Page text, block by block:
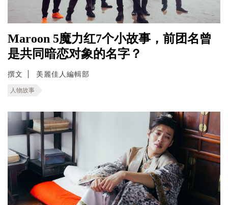
Maroon 5魔力红7个小故事，前团名曾
是共同暗恋对象的名字？
撰文 美麗佳人編輯部
人物故事